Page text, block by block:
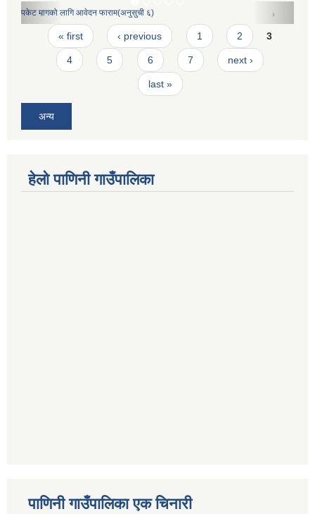
अपाङ्गता परीचय पत्र निवेदनको ढाँचा
Pages
« first ‹ previous 1 2 3
4 5 6 7 next ›
last »
अन्य
हेलो पाणिनी गाउँपालिका
पाणिनी गाउँपालिका एक चिनारी